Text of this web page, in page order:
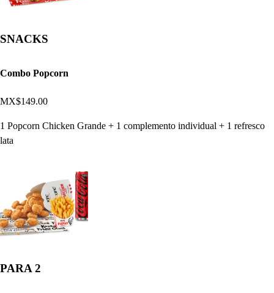
SNACKS
Combo Popcorn
MX$149.00
1 Popcorn Chicken Grande + 1 complemento individual + 1 refresco
lata
PARA 2